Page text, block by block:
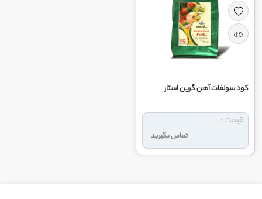
کود سولفات آهن گرین استار
تماس بگیرید
قیمت :